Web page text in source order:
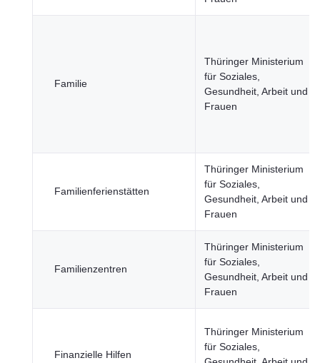
Familie
Thüringer Ministerium
für Soziales,
Gesundheit, Arbeit und
Frauen
Familienferienstätten
Thüringer Ministerium
für Soziales,
Gesundheit, Arbeit und
Frauen
Familienzentren
Thüringer Ministerium
für Soziales,
Gesundheit, Arbeit und
Frauen
Finanzielle Hilfen
Thüringer Ministerium
für Soziales,